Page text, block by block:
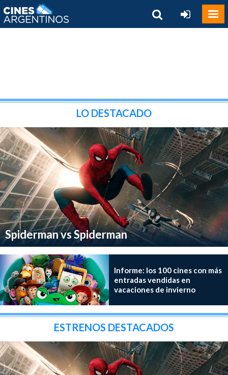
LO DESTACADO
Spiderman vs Spiderman
Informe: los 100 cines con más
entradas vendidas en
vacaciones de invierno
ESTRENOS DESTACADOS